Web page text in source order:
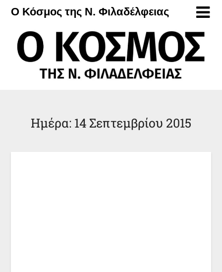
Μετάβαση
περιεχόμενο
Ο Κόσμος της Ν. Φιλαδέλφειας
Ημέρα: 14 Σεπτεμβρίου 2015